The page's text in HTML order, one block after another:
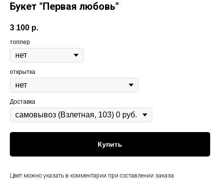
Букет "Первая любовь"
3 100 р.
топпер
открытка
Доставка
Купить
Цвет можно указать в комментарии при составлении заказа